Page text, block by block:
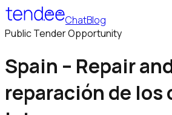
ChatBlog
Public Tender Opportunity
Spain – Repair
reparación de